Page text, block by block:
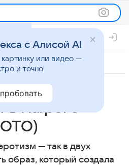
в Harper's
— так в двух
образ, который создала
с Алисой AI
картинку или видео —
и точно